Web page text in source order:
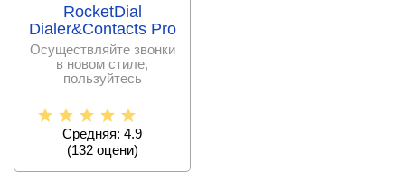
RocketDial
Dialer&Contacts Pro
Осуществляйте звонки
в новом стиле,
пользуйтесь
инструментами,
которые
Средняя: 4.9
(132оцени)